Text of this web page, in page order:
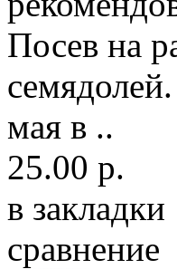
Посев на
мая в ..
25.00 р.
в закладки
сравнение